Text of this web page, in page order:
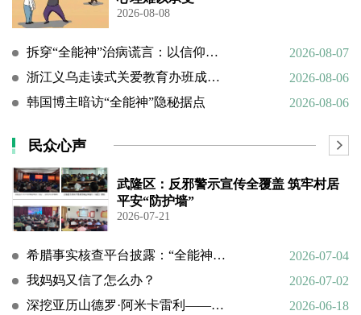
2026-08-08
拆穿“全能神”治病谎言：以信仰绑架生命，以洗脑延误治疗
2026-08-07
浙江义乌走读式关爱教育办班成功转化9名“全能神”“全范围教会”等邪教人员
2026-08-06
韩国博主暗访“全能神”隐秘据点
2026-08-06
民众心声
武隆区：反邪警示宣传全覆盖 筑牢村居
平安“防护墙”
2026-07-21
希腊事实核查平台披露：“全能神”邪教借AI技术向欧洲渗透
2026-07-04
我妈妈又信了怎么办？
2026-07-02
深挖亚历山德罗·阿米卡雷利——一个邪教组织的国际帮凶
2026-06-18